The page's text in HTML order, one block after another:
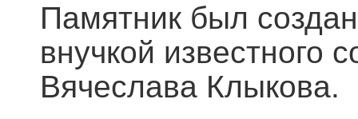
Памятник был
внучкой известного
Вячеслава Клыкова.